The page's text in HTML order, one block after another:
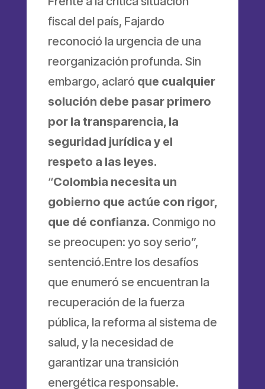
fiscal del país, Fajardo
reconoció la urgencia de una
reorganización profunda. Sin
embargo, aclaró que cualquier
solución debe pasar primero
por la transparencia, la
seguridad jurídica y el
respeto a las leyes.
“Colombia necesita un
gobierno que actúe con rigor,
que dé confianza. Conmigo no
se preocupen: yo soy serio”,
sentenció.Entre los desafíos
que enumeró se encuentran la
recuperación de la fuerza
pública, la reforma al sistema de
salud, y la necesidad de
garantizar una transición
energética responsable.